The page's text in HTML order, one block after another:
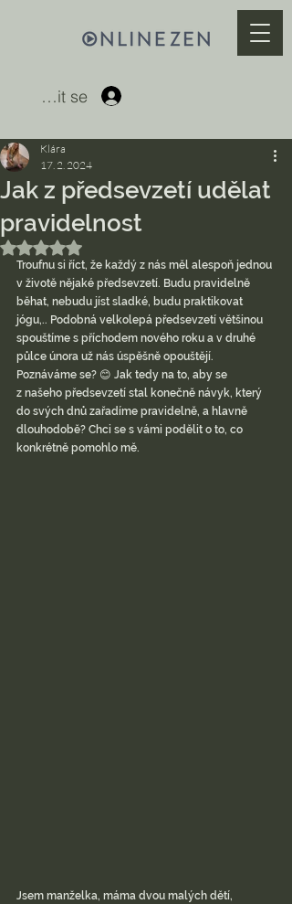
Přihlásit se
Jak z předsevzetí udělat
pravidelnost
Klára
17. 2. 2024
Hodnoceno NaN z 5 hvězdiček.
Troufnu si říct, že každý z nás měl alespoň jednou
v životě nějaké předsevzetí. Budu pravidelně
běhat, nebudu jíst sladké, budu praktikovat
jógu,.. Podobná velkolepá předsevzetí většinou
spouštíme s příchodem nového roku a v druhé
půlce února už nás úspěšně opouštějí.
Poznáváme se? 😊 Jak tedy na to, aby se
z našeho předsevzetí stal konečně návyk, který
do svých dnů zařadíme pravidelně, a hlavně
dlouhodobě? Chci se s vámi podělit o to, co
konkrétně pomohlo mě.
Jsem manželka, máma dvou malých dětí,